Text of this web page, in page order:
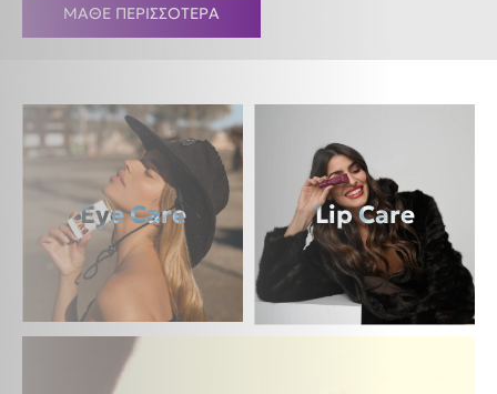
ΜΑΘΕ ΠΕΡΙΣΣΟΤΕΡΑ
Eye Care Lip Care